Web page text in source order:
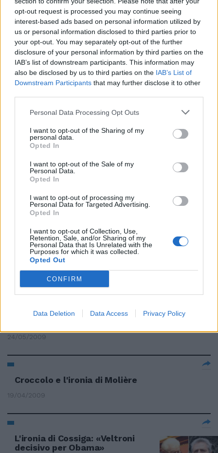
opt-out request is processed you may continue seeing
interest-based ads based on personal information utilized by
us or personal information disclosed to third parties prior to
your opt-out. You may separately opt-out of the further
disclosure of your personal information by third parties on the
IAB’s list of downstream participants. This information may
also be disclosed by us to third parties on the IAB’s List of
Downstream Participants that may further disclose it to other
Personal Data Processing Opt Outs
I want to opt-out of the Sharing of my
personal data.
Opted In
I want to opt-out of the Sale of my
Personal Data.
Opted In
I want to opt-out of processing my
Personal Data for Targeted Advertising.
Opted In
I want to opt-out of Collection, Use,
Retention, Sale, and/or Sharing of my
Personal Data that Is Unrelated with the
Purposes for which it was collected.
Opted Out
CONFIRM
Data Deletion Data Access Privacy Policy
Quando il sale della sfida era
solo l'ironia
18/04/2010
L'ironia del Quartetto Cetra fa
rima con le nuove tecnologie
Faccia a faccia Alemanno-
Veltroni È fair play, ma non
manca l'ironia
15/12/2009
I pregi e i difetti del denaro con
l'ironia di Franca Valeri
10/07/2009
L'ironia di Tremonti: «Solidarietà
24/05/2009
Croccolo e l'ironia di Molière
19/04/2009
L'ironia di Cossiga: «Veltroni
decisivo per Obama»